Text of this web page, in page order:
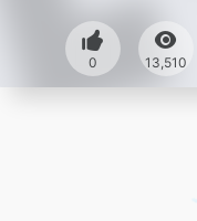
0 13,510